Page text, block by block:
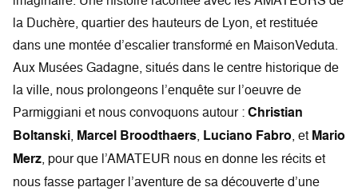
la Duchère, quartier des hauteurs de Lyon, et restituée
dans une montée d’escalier transformé en MaisonVeduta.
Aux Musées Gadagne, situés dans le centre historique de
la ville, nous prolongeons l’enquête sur l’oeuvre de
Parmiggiani et nous convoquons autour :Christian
Boltanski, Marcel Broodthaers, Luciano Fabro, et Mario
Merz, pour que l’AMATEUR nous en donne les récits et
nous fasse partager l’aventure de sa découverte d’une